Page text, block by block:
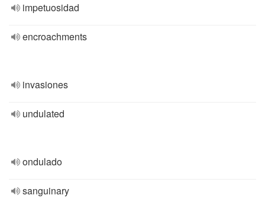
impetuosidad
encroachments
invasiones
undulated
ondulado
sanguinary